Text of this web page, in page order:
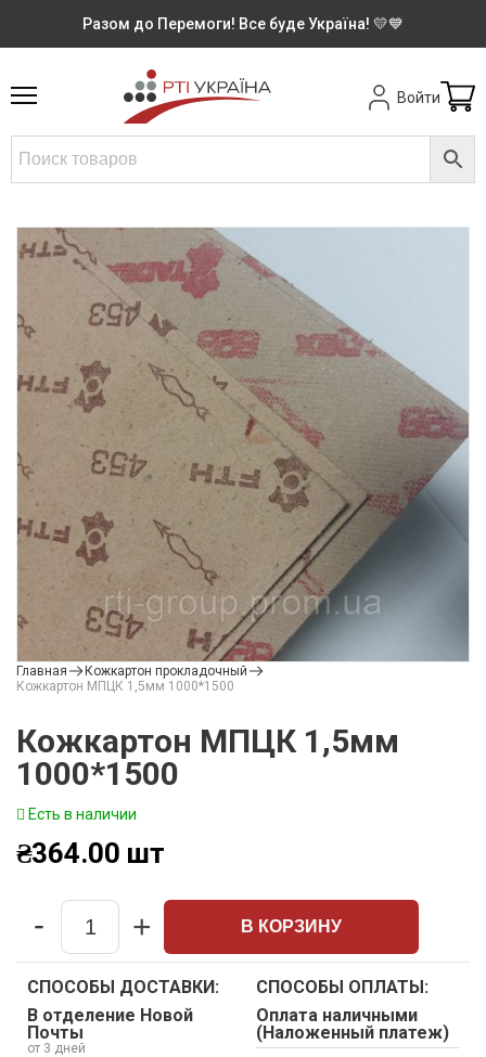
Разом до Перемоги! Все буде Україна! 💛💙
Войти
Главная
Кожкартон прокладочный
Кожкартон МПЦК 1,5мм 1000*1500
Кожкартон МПЦК 1,5мм
1000*1500
Есть в наличии
₴364.00 шт
Quantity
- + В КОРЗИНУ
СПОСОБЫ ДОСТАВКИ:
В отделение Новой
Почты
от 3 дней
СПОСОБЫ ОПЛАТЫ:
Оплата наличными
(Наложенный платеж)